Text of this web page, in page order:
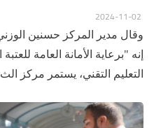
وقال مدير المركز حسنين
إنه "برعاية الأمانة العامة
التعليم التقني، يستمر مركز